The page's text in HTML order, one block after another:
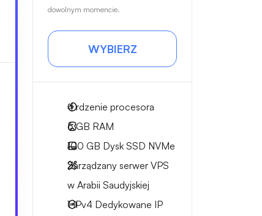
dowolnym momencie.
WYBIERZ
4rdzenie procesora
6 GB RAM
100 GB Dysk SSD NVMe
Zarządzany serwer VPS
w Arabii Saudyjskiej
1 IPv4 Dedykowane IP